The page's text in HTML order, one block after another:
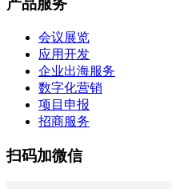
产品服务
会议展览
应用开发
企业出海服务
数字化营销
项目申报
招商服务
扫码加微信